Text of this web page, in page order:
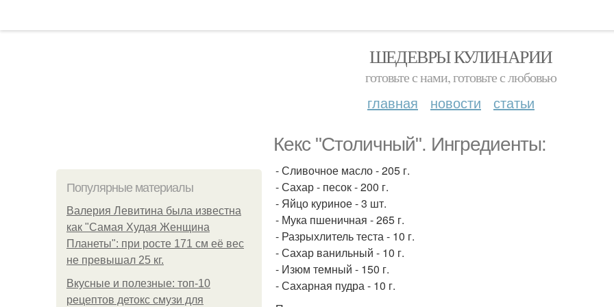
ШЕДЕВРЫ КУЛИНАРИИ
готовьте с нами, готовьте с любовью
главная новости статьи
Кекс "Столичный". Ингредиенты:
Популярные материалы
Валерия Левитина была известна
как "Самая Худая Женщина
Планеты": при росте 171 см её вес
не превышал 25 кг.
Вкусные и полезные: топ-10
рецептов детокс смузи для
- Сливочное масло - 205 г.
- Сахар - песок - 200 г.
- Яйцо куриное - 3 шт.
- Мука пшеничная - 265 г.
- Разрыхлитель теста - 10 г.
- Сахар ванильный - 10 г.
- Изюм темный - 150 г.
- Сахарная пудра - 10 г.